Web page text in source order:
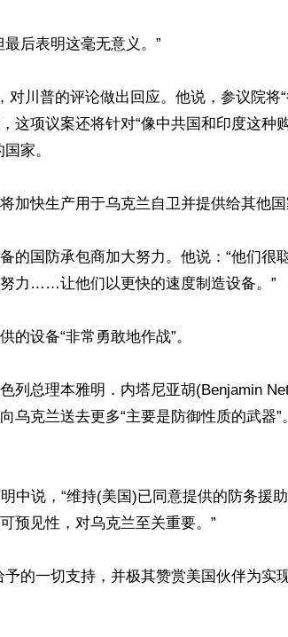
后表明这毫无意义。”
川普的评论做出回应。他说，参议院将
这项议案还将针对“像中共国和印度这种
家。
加快生产用于乌克兰自卫并提供给其他
的国防承包商加大努力。他说：“他们很
力……让他们以更快的速度制造设备。”
的设备“非常勇敢地作战”。
列总理本雅明．内塔尼亚胡(Benjamin
乌克兰送去更多“主要是防御性质的武器”
中说，“维持(美国)已同意提供的防务援
预见性，对乌克兰至关重要。”
的一切支持，并极其赞赏美国伙伴为实